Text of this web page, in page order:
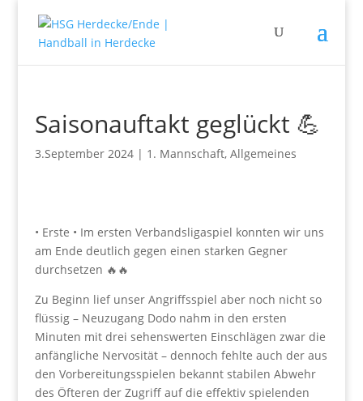
Saisonauftakt geglückt 💪
3.September 2024| 1. Mannschaft, Allgemeines
• Erste • Im ersten Verbandsligaspiel konnten wir uns
am Ende deutlich gegen einen starken Gegner
durchsetzen 🔥🔥
Zu Beginn lief unser Angriffsspiel aber noch nicht so
flüssig – Neuzugang Dodo nahm in den ersten
Minuten mit drei sehenswerten Einschlägen zwar die
anfängliche Nervosität – dennoch fehlte auch der aus
den Vorbereitungsspielen bekannt stabilen Abwehr
des Öfteren der Zugriff auf die effektiv spielenden